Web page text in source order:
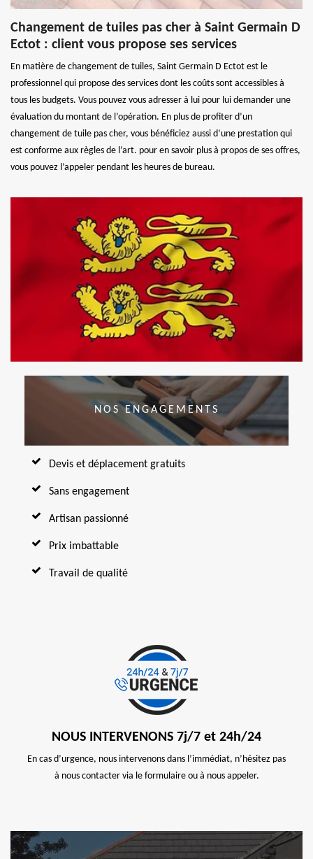
Changement de tuiles pas cher à Saint Germain D
Ectot : client vous propose ses services
En matière de changement de tuiles, Saint Germain D Ectot est le
professionnel qui propose des services dont les coûts sont accessibles à
tous les budgets. Vous pouvez vous adresser à lui pour lui demander une
évaluation du montant de l’opération. En plus de profiter d’un
changement de tuile pas cher, vous bénéficiez aussi d’une prestation qui
est conforme aux règles de l’art. pour en savoir plus à propos de ses offres,
vous pouvez l’appeler pendant les heures de bureau.
NOS ENGAGEMENTS
Devis et déplacement gratuits
Sans engagement
Artisan passionné
Prix imbattable
Travail de qualité
NOUS INTERVENONS 7j/7 et 24h/24
En cas d’urgence, nous intervenons dans l’immédiat, n’hésitez pas
à nous contacter via le formulaire ou à nous appeler.